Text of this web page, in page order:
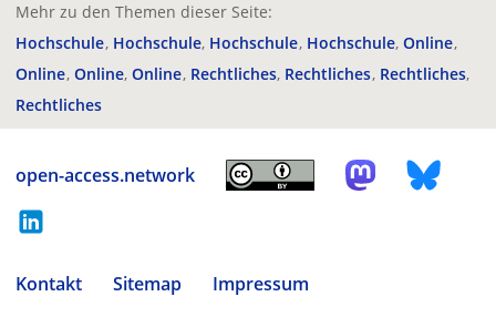
Mehr zu den Themen dieser Seite:
Hochschule Hochschule Hochschule Hochschule Online
Online Online Online Rechtliches Rechtliches Rechtliches
Rechtliches
open-access.network
Kontakt Sitemap
Impressum